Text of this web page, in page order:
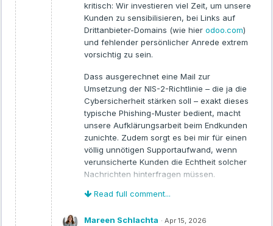
kritisch: Wir investieren viel Zeit, um unsere
Kunden zu sensibilisieren, bei Links auf
Drittanbieter-Domains (wie hier odoo.com)
und fehlender persönlicher Anrede extrem
vorsichtig zu sein.
Dass ausgerechnet eine Mail zur
Umsetzung der NIS-2-Richtlinie – die ja die
Cybersicherheit stärken soll – exakt dieses
typische Phishing-Muster bedient, macht
unsere Aufklärungsarbeit beim Endkunden
zunichte. Zudem sorgt es bei mir für einen
völlig unnötigen Supportaufwand, wenn
verunsicherte Kunden die Echtheit solcher
Nachrichten hinterfragen müssen.
Es wäre für die Zukunft dringend ratsam,
ausschließlich über die Kern-Domain und
Read full comment...
Mareen Schlachta · Apr 15, 2026